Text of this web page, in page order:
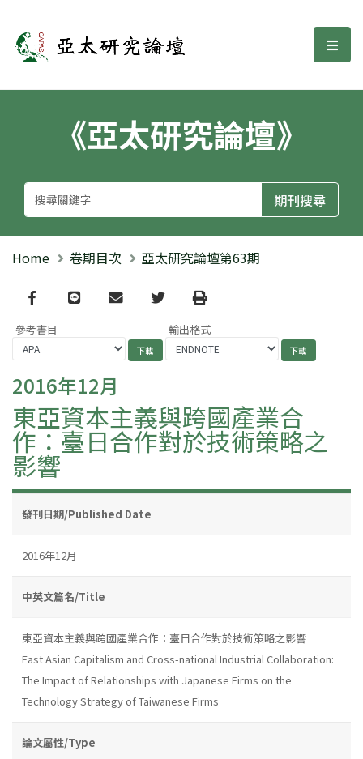
亞太研究論壇 選
《亞太研究論壇》
Home 卷期目次 亞太研究論壇第63期
Facebook
line email TwitterPrint
參考書目 輸出格式
2016年12月
東亞資本主義與跨國產業合
作：臺日合作對於技術策略之
影響
發刊日期/Published Date
2016年12月
中英文篇名/Title
東亞資本主義與跨國產業合作：臺日合作對於技術策略之影響
East Asian Capitalism and Cross-national Industrial Collaboration:
The Impact of Relationships with Japanese Firms on the
Technology Strategy of Taiwanese Firms
論文屬性/Type